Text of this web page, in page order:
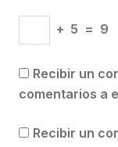
+ 5 = 9
Recibir un
comentarios a
Recibir un